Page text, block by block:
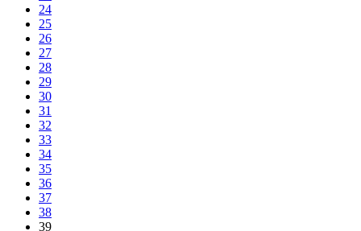
24
25
26
27
28
29
30
31
32
33
34
35
36
37
38
39